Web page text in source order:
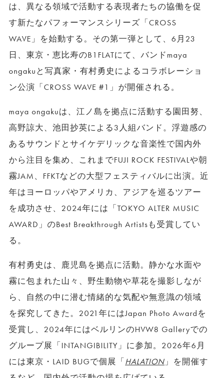
は、異なる領域で活動する表現者たちの協働を促
す新たなパフォーマンスシリーズ「CROSS
WAVE」を始動する。その第一弾として、6月23
日、東京・恵比寿のB1FLATにて、バンドmaya
ongakuと写真家・有村勇史によるコラボレーショ
ン公演「CROSS WAVE #1」が開催される。
maya ongakuは、江ノ島を拠点に活動する園田努、
高野諒大、池田抄英による3人組バンド。浮遊感の
あるサウンドとサイケデリックな音楽性で国内外
から注目を集め、これまでFUJI ROCK FESTIVALや朝
霧JAM、FFKTなどの大型フェスティバルに出演。近
年はヨーロッパやアメリカ、アジアを巡るツアー
を成功させ、2024年には「TOKYO ALTER MUSIC
AWARD」のBest Breakthrough Artistsも受賞してい
る。
有村勇史は、鹿児島を拠点に活動。静かな水面や
霧に包まれた山々、野生動物や草花を撮影しなが
ら、自然の中に潜む情緒的な気配や無意識の領域
を探究してきた。2021年にはJapan Photo Awardを
受賞し、2024年にはベルリンのHVW8 Galleryでの
グループ展「INTANGIBILITY」に参加。2026年6月
には東京・LAID BUGで個展「 HALATION 」を開催す